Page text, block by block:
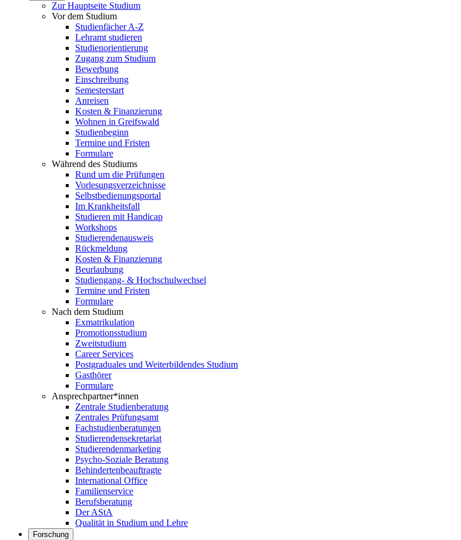
Zur Hauptseite Studium
Vor dem Studium
Studienfächer A-Z
Lehramt studieren
Studienorientierung
Zugang zum Studium
Bewerbung
Einschreibung
Semesterstart
Anreisen
Kosten & Finanzierung
Wohnen in Greifswald
Studienbeginn
Termine und Fristen
Formulare
Während des Studiums
Rund um die Prüfungen
Vorlesungsverzeichnisse
Selbstbedienungsportal
Im Krankheitsfall
Studieren mit Handicap
Workshops
Studierendenausweis
Rückmeldung
Kosten & Finanzierung
Beurlaubung
Studiengang- & Hochschulwechsel
Termine und Fristen
Formulare
Nach dem Studium
Exmatrikulation
Promotionsstudium
Zweitstudium
Career Services
Postgraduales und Weiterbildendes Studium
Gasthörer
Formulare
Ansprechpartner*innen
Zentrale Studienberatung
Zentrales Prüfungsamt
Fachstudienberatungen
Studierendensekretariat
Studierendenmarketing
Psycho-Soziale Beratung
Behindertenbeauftragte
International Office
Familienservice
Berufsberatung
Der AStA
Qualität in Studium und Lehre
Forschung